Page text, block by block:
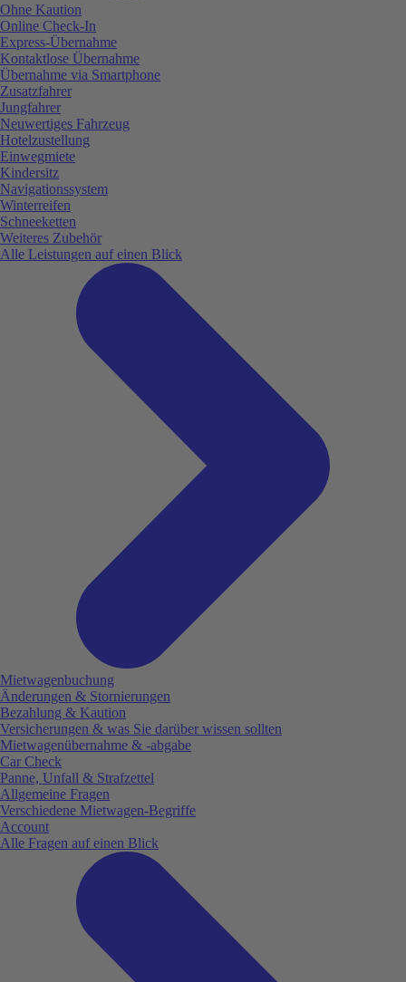
Ohne Kaution
Online Check-In
Express-Übernahme
Kontaktlose Übernahme
Übernahme via Smartphone
Zusatzfahrer
Jungfahrer
Neuwertiges Fahrzeug
Hotelzustellung
Einwegmiete
Kindersitz
Navigationssystem
Winterreifen
Schneeketten
Weiteres Zubehör
Alle Leistungen auf einen Blick
Mietwagenbuchung
Änderungen & Stornierungen
Bezahlung & Kaution
Versicherungen & was Sie darüber wissen sollten
Mietwagenübernahme & -abgabe
Car Check
Panne, Unfall & Strafzettel
Allgemeine Fragen
Verschiedene Mietwagen-Begriffe
Account
Alle Fragen auf einen Blick